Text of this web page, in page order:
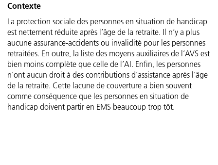
Notes explicatives des comptes annuels
Rapport de l’organe de révision
Domaine individus
Domaine management
Surveillance externe
Politique d’information
Récapitulatif des personnes
Contexte
La protection sociale des personnes en situation de handicap
est nettement réduite après l’âge de la retraite. Il n’y a plus
aucune assurance-accidents ou invalidité pour les personnes
retraitées. En outre, la liste des moyens auxiliaires de l’AVS est
bien moins complète que celle de l’AI. Enfin, les personnes
n’ont aucun droit à des contributions d’assistance après l’âge
de la retraite. Cette lacune de couverture a bien souvent
comme conséquence que les personnes en situation de
handicap doivent partir en EMS beaucoup trop tôt.